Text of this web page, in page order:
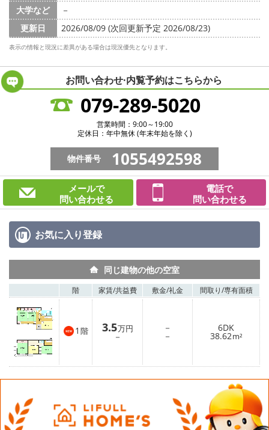
大学など
－
更新日
2026/08/09 (次回更新予定 2026/08/23)
表示の情報と現況に差異がある場合は現況優先となります。
お問い合わせ·内覧予約はこちらから
079-289-5020
営業時間：9:00～19:00
定休日：年中無休 (年末年始を除く)
物件番号 1055492598
メールで
問い合わせる
電話で
問い合わせる
お気に入り登録
同じ建物の他の空室
階 家賃/共益費 敷金/礼金 間取り/専有面積
1 階 3.5万円
－
－
－
6DK
38.62m²